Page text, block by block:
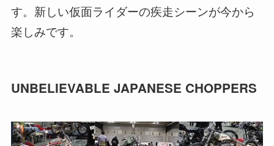
す。新しい仮面ライダーの疾走シーンが今から
楽しみです。
UNBELIEVABLE JAPANESE CHOPPERS